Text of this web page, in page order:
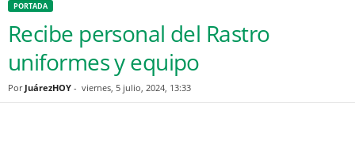
PORTADA
Recibe personal del Rastro
uniformes y equipo
Por JuárezHOY - viernes, 5 julio, 2024, 13:33